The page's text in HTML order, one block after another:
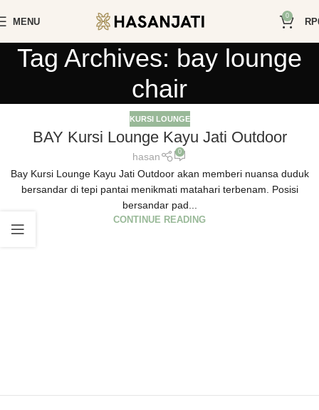
MENU
0
RP
Tag Archives: bay lounge
chair
KURSI LOUNGE
BAY Kursi Lounge Kayu Jati Outdoor
hasan 0
Bay Kursi Lounge Kayu Jati Outdoor akan memberi nuansa duduk
bersandar di tepi pantai menikmati matahari terbenam. Posisi
bersandar pad...
CONTINUE READING